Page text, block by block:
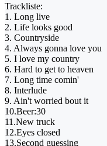
Trackliste:
1. Long live
2. Life looks good
3. Countryside
4. Always gonna love you
5. I love my country
6. Hard to get to heaven
7. Long time comin'
8. Interlude
9. Ain't worried bout it
10.Beer:30
11.New truck
12.Eyes closed
13.Second guessing